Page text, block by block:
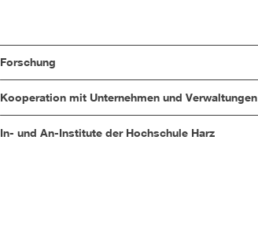
Forschung
Kooperation mit Unternehmen und Verwaltungen
In- und An-Institute der Hochschule Harz